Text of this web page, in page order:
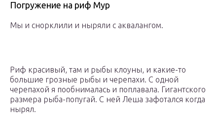
Погружение на риф Мур
Мы и снорклили и ныряли с аквалангом.
Риф красивый, там и рыбы клоуны, и какие-то
большие грозные рыбы и черепахи. С одной
черепахой я пообнималась и поплавала. Гигантского
размера рыба-попугай. С ней Леша зафотался когда
нырял.